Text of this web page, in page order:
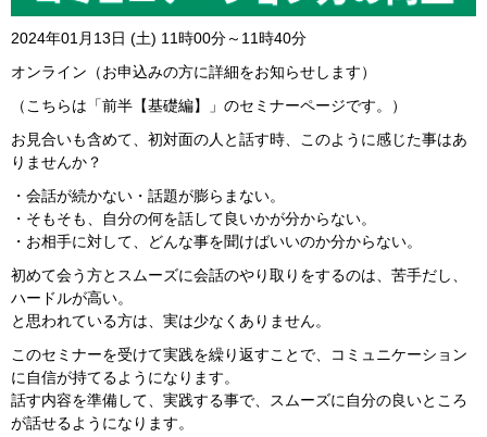
2024年01月13日 (土) 11時00分～11時40分
オンライン（お申込みの方に詳細をお知らせします）
（こちらは「前半【基礎編】」のセミナーページです。）
お見合いも含めて、初対面の人と話す時、このように感じた事はあ
りませんか？
・会話が続かない・話題が膨らまない。
・そもそも、自分の何を話して良いかが分からない。
・お相手に対して、どんな事を聞けばいいのか分からない。
初めて会う方とスムーズに会話のやり取りをするのは、苦手だし、
ハードルが高い。
と思われている方は、実は少なくありません。
このセミナーを受けて実践を繰り返すことで、コミュニケーション
に自信が持てるようになります。
話す内容を準備して、実践する事で、スムーズに自分の良いところ
が話せるようになります。